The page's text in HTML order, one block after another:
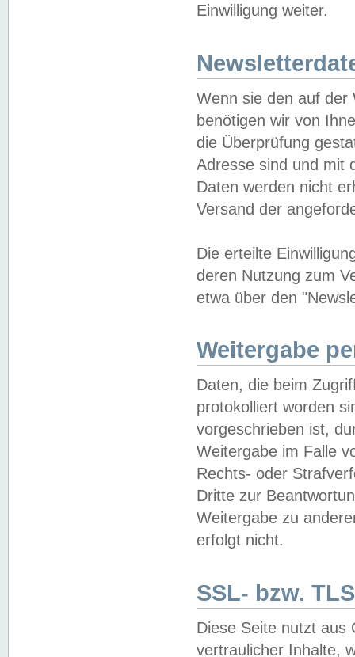
Einwilligung weiter.
Wenn sie den auf der
benötigen wir von
die Überprüfung
Adresse sind und mit
Daten werden nicht
Versand der
Die erteilte
deren Nutzung zum
etwa über den
Weitergabe
Daten, die beim
protokolliert worden
vorgeschrieben ist,
Weitergabe im Falle
Rechts- oder
Dritte zur
Weitergabe zu
erfolgt nicht.
SSL- bzw.
Diese Seite nutzt aus
vertraulicher Inhalte,